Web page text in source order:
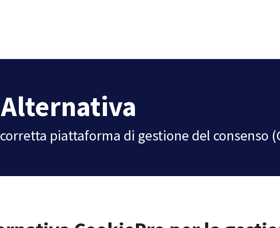
piattaforma di gestione del consenso